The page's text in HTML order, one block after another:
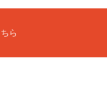
ら